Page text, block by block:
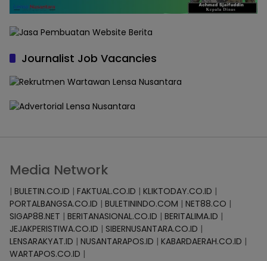
Journalist Job Vacancies
Media Network
| BULETIN.CO.ID | FAKTUAL.CO.ID | KLIKTODAY.CO.ID |
PORTALBANGSA.CO.ID | BULETININDO.COM | NET88.CO |
SIGAP88.NET | BERITANASIONAL.CO.ID | BERITALIMA.ID |
JEJAKPERISTIWA.CO.ID | SIBERNUSANTARA.CO.ID |
LENSARAKYAT.ID | NUSANTARAPOS.ID | KABARDAERAH.CO.ID |
WARTAPOS.CO.ID |